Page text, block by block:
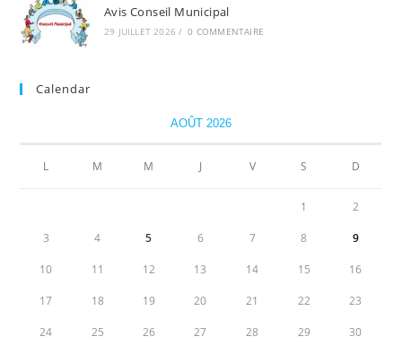
Avis Conseil Municipal
29 JUILLET 2026 / 0 COMMENTAIRE
Calendar
AOÛT 2026
L M M J V S D
1 2
3 4 5 6 7 8 9
10 11 12 13 14 15 16
17 18 19 20 21 22 23
24 25 26 27 28 29 30